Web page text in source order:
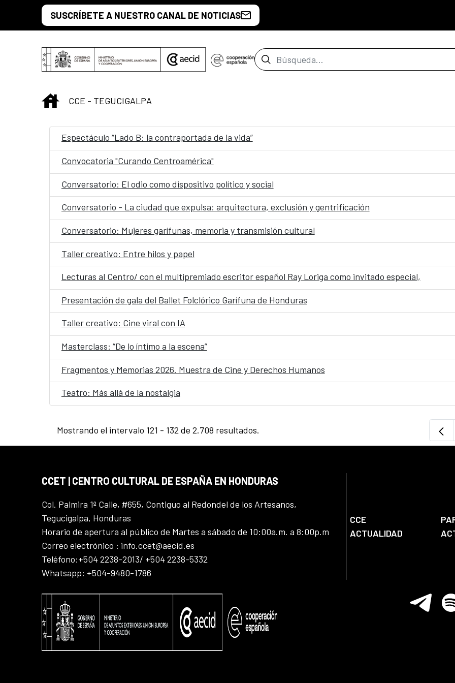
Saltar al contenido principal
SUSCRÍBETE A NUESTRO CANAL DE NOTICIAS
Barra de búsqueda
INICIO
CCE - TEGUCIGALPA
Espectáculo “Lado B: la contraportada de la vida”
Convocatoria "Curando Centroamérica"
Conversatorio: El odio como dispositivo político y social
Conversatorio - La ciudad que expulsa: arquitectura, exclusión y gentrificación
Conversatorio: Mujeres garífunas, memoria y transmisión cultural
Taller creativo: Entre hilos y papel
Lecturas al Centro/ con el multipremiado escritor español Ray Loriga como invitado especial,
Presentación de gala del Ballet Folclórico Garífuna de Honduras
Taller creativo: Cine viral con IA
Masterclass: “De lo íntimo a la escena”
Fragmentos y Memorias 2026. Muestra de Cine y Derechos Humanos
Teatro: Más allá de la nostalgia
Mostrando el intervalo 121 - 132 de 2.708 resultados.
CCET | CENTRO CULTURAL DE ESPAÑA EN HONDURAS
Col. Palmira 1ª Calle, #655, Contiguo al Redondel de los Artesanos,
Tegucigalpa, Honduras
Horario de apertura al público de Martes a sábado de 10:00a.m. a 8:00p.m
Correo electrónico : info.ccet@aecid.es
Teléfono:+504 2238-2013/ +504 2238-5332
Whatsapp: +504-9480-1786
CCE
ACTUALIDAD
Telegram